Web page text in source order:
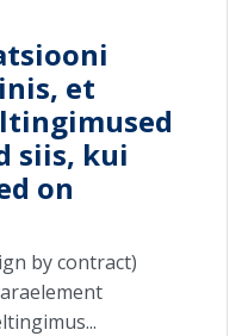
et
siis, kui
on
by contract)